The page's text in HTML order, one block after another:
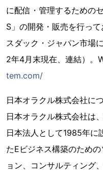
に配信・管理するための
S」の開発・販売を行っ
スダック・ジャパン市場
2年4月末現在、連結）。
tem.com/
日本オラクル株式会社に
日本オラクル株式会社は
日本法人として1985年に
たEビジネス構築のため
ョン、コンサルティング